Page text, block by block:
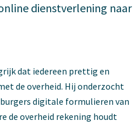
dienstverlening naar
dat iedereen prettig en
de overheid. Hij onderzocht
digitale formulieren van
de overheid rekening houdt